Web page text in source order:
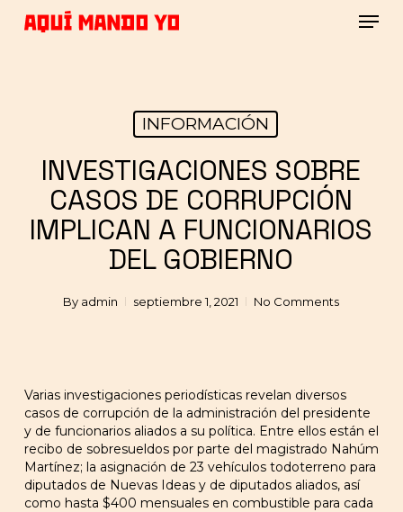
INFORMACIÓN
INVESTIGACIONES SOBRE
CASOS DE CORRUPCIÓN
IMPLICAN A FUNCIONARIOS
DEL GOBIERNO
By admin septiembre 1, 2021 No Comments
Varias investigaciones periodísticas revelan diversos
casos de corrupción de la administración del presidente
y de funcionarios aliados a su política. Entre ellos están el
recibo de sobresueldos por parte del magistrado Nahúm
Martínez; la asignación de 23 vehículos todoterreno para
diputados de Nuevas Ideas y de diputados aliados, así
como hasta $400 mensuales en combustible para cada